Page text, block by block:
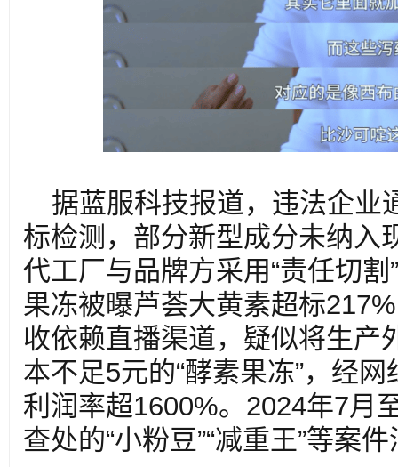
据蓝服科技报道，违法企业
标检测，部分新型成分未纳入
代工厂与品牌方采用“责任切
果冻被曝芦荟大黄素超标
收依赖直播渠道，疑似将生产
本不足5元的“酵素果冻”，经
利润率超1600%。2024年7月
查处的“小粉豆”“减重王”等案